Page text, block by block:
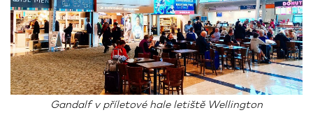
Gandalf v příletové hale letiště Wellington